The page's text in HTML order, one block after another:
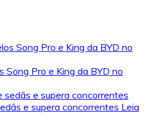
Song Pro e King da BYD no
e supera concorrentes Leia